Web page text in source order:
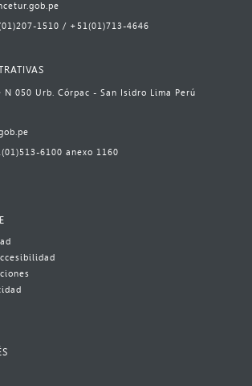
1510 ​​ / ​ +51(01)713-4646​​​​
N 050 Urb. Córpac - San Isidro Lima Perú​
6100 ​ anexo 1160​